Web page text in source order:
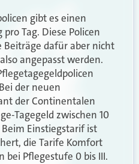
gibt es einen
Tag. Diese Policen
Beiträge dafür aber nicht
angepasst werden.
der neuen
der Continentalen
Tagegeld zwischen 10
Einstiegstarif ist
die Tarife Komfort
bei Pflegestufe 0 bis III.